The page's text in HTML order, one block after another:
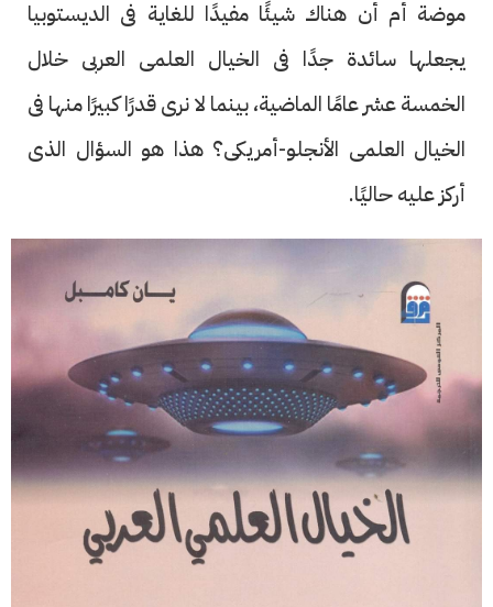
موضة أم أن هناك شيئًا مفيدًا للغاية فى الديستوبيا
يجعلها سائدة جدًا فى الخيال العلمى العربى خلال
الخمسة عشر عامًا الماضية، بينما لا نرى قدرًا كبيرًا منها فى
الخيال العلمى الأنجلو-أمريكى؟ هذا هو السؤال الذى
أركز عليه حاليًا.